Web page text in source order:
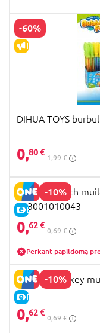
-60%
IŠPARDAVIMAS
DIHUA TOYS
0,80 €
1,99 €
-10%
E-KAINA
DULCOP Stitch
103001010043
0,62 €
0,69 €
Perkant papildomą
-10%
E-KAINA
DULCOP Mickey
0,62 €
0,69 €